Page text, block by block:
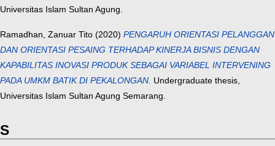
Universitas Islam Sultan Agung.
Ramadhan, Zanuar Tito (2020) PENGARUH ORIENTASI PELANGGAN
DAN ORIENTASI PESAING TERHADAP KINERJA BISNIS DENGAN
KAPABILITAS INOVASI PRODUK SEBAGAI VARIABEL INTERVENING
PADA UMKM BATIK DI PEKALONGAN. Undergraduate thesis,
Universitas Islam Sultan Agung Semarang.
S